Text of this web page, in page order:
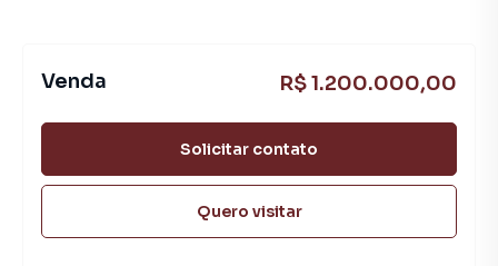
Venda R$ 1.200.000,00
Solicitar contato
Quero visitar